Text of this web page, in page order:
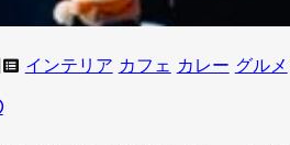
インテリア カフェ カレー グルメ